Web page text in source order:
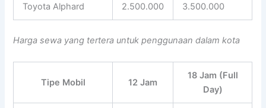
Toyota Alphard 2.500.000 3.500.000
Harga sewa yang tertera untuk penggunaan dalam kota
Tipe Mobil 12 Jam
18 Jam (Full
Day)